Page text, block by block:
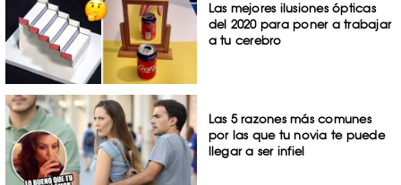
Las mejores ilusiones ópticas
del 2020 para poner a trabajar
a tu cerebro
Las 5 razones más comunes
por las que tu novia te puede
llegar a ser infiel